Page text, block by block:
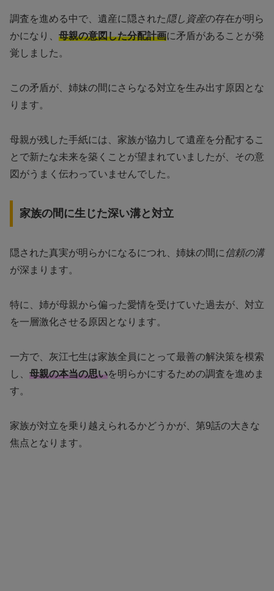
調査を進める中で、遺産に隠された隠し資産の存在が明ら
かになり、 母親の意図した分配計画に矛盾があることが発
覚しました。
この矛盾が、姉妹の間にさらなる対立を生み出す原因とな
ります。
母親が残した手紙には、家族が協力して遺産を分配するこ
とで新たな未来を築くことが望まれていましたが、その意
図がうまく伝わっていませんでした。
家族の間に生じた深い溝と対立
隠された真実が明らかになるにつれ、姉妹の間に信頼の溝
が深まります。
特に、姉が母親から偏った愛情を受けていた過去が、対立
を一層激化させる原因となります。
一方で、灰江七生は家族全員にとって最善の解決策を模索
し、 母親の本当の思いを明らかにするための調査を進めま
す。
家族が対立を乗り越えられるかどうかが、第9話の大きな
焦点となります。